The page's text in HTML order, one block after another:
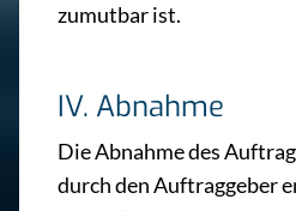
zumutbar ist.
IV. Abnahme
Die Abnahme des
durch den Auftraggeber